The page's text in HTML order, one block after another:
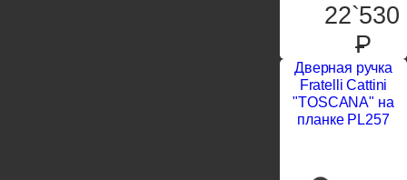
22`530
P
Дверная ручка
Fratelli Cattini
"TOSCANA" на
планке PL257